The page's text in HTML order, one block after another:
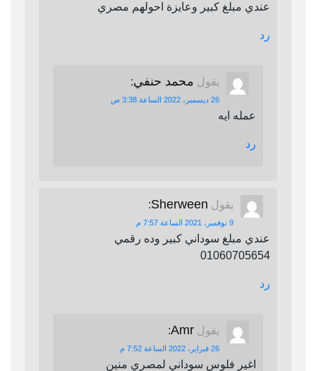
عندي مبلغ كبير وعايزة احولهم مصري
رد
يقول محمد حنفي:
26 ديسمبر، 2022 الساعة 3:38 ص
عمله ايه
رد
يقول Sherween
:
9 نوفمبر، 2021 الساعة 7:57 م
عندي مبلغ سوداني كبير وده رقمي
01060705654
رد
يقول Amr
:
26 فبراير، 2022 الساعة 7:52 م
اغير فلوس سوداني لمصري منين